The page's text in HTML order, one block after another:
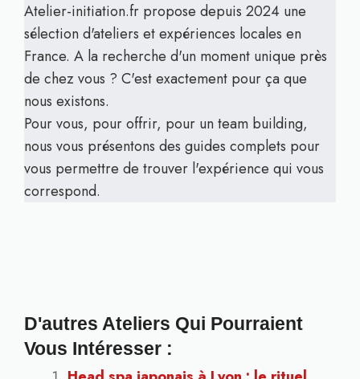
Atelier-initiation.fr propose depuis 2024 une
sélection d'ateliers et expériences locales en
France. A la recherche d'un moment unique près
de chez vous ? C'est exactement pour ça que
nous existons.
Pour vous, pour offrir, pour un team building,
nous vous présentons des guides complets pour
vous permettre de trouver l'expérience qui vous
correspond.
D'autres Ateliers Qui Pourraient
Vous Intéresser :